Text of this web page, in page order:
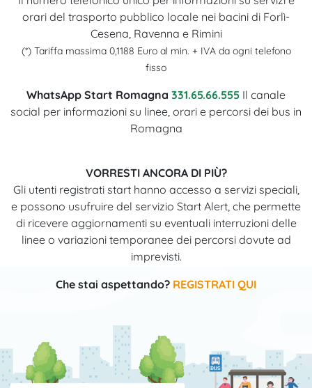
orari del trasporto pubblico locale nei bacini di Forlì-
Cesena, Ravenna e Rimini
(*) Tariffa massima 0,1188 Euro al min. + IVA da ogni telefono
fisso
WhatsApp Start Romagna 331.65.66.555 Il canale
social per informazioni su linee, orari e percorsi dei bus in
Romagna
VORRESTI ANCORA DI PIÙ?
Gli utenti registrati start hanno accesso a servizi speciali,
e possono usufruire del servizio Start Alert, che permette
di ricevere aggiornamenti su eventuali interruzioni delle
linee o variazioni temporanee dei percorsi dovute ad
imprevisti.
Che stai aspettando? REGISTRATI QUI